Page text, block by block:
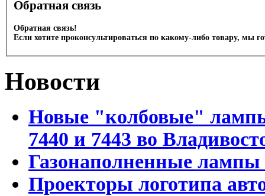
Обратная связь
Обратная связь!
Если хотите проконсультироваться по какому-либо товару, мы
Новости
Новые "колбовые"
7440 и 7443 во
Газонаполненные лампы
Проекторы логотипа